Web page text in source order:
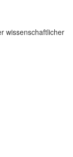
wissenschaftlicher